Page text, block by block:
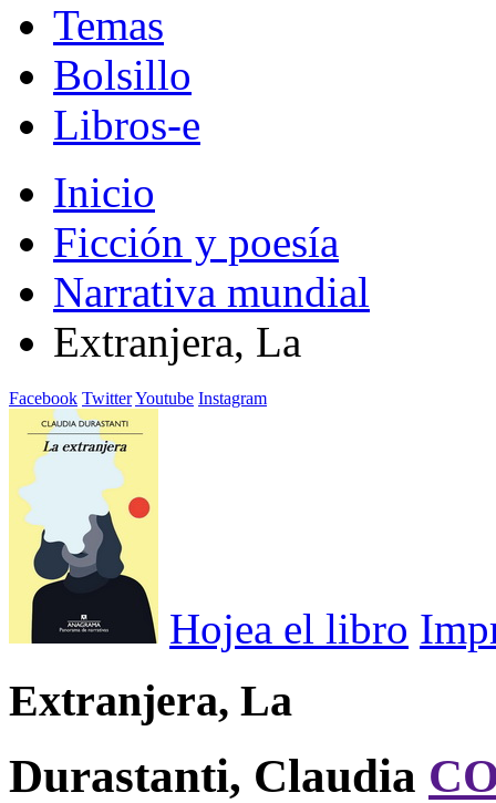
Temas
Bolsillo
Libros-e
Inicio
Ficción y poesía
Narrativa mundial
Extranjera, La
Facebook TwitterYoutube Instagram
Hojea el libro
Extranjera, La
Durastanti, Claudia